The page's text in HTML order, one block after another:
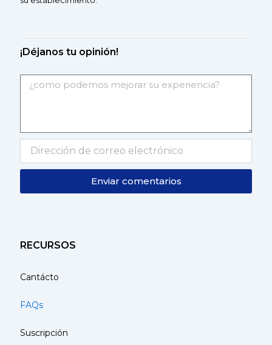
¡Déjanos tu opinión!
Enviar comentarios
RECURSOS
Cantácto
FAQs
Suscripción